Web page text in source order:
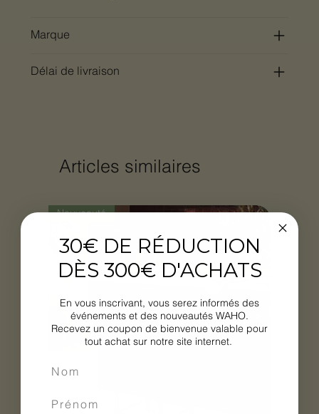
Marque
Délai de livraison
Articles similaires
Nouveauté
30€ DE RÉDUCTION
DÈS 300€ D'ACHATS
En vous inscrivant, vous serez informés des
événements et des nouveautés WAHO.
Recevez un coupon de bienvenue valable pour
tout achat sur notre site internet.